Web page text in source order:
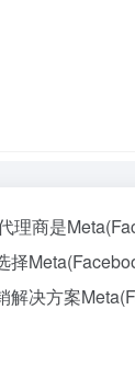
理商是
择
解决方案